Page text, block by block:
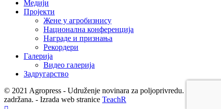
Медији
Пројекти
Жене у агробизнису
Национална конференција
Награде и признања
Рекордери
Галерија
Видео галерија
Задругарство
© 2021 Agropress - Udruženje novinara za poljoprivredu. Sva prava
zadržana. - Izrada web stranice TeachR